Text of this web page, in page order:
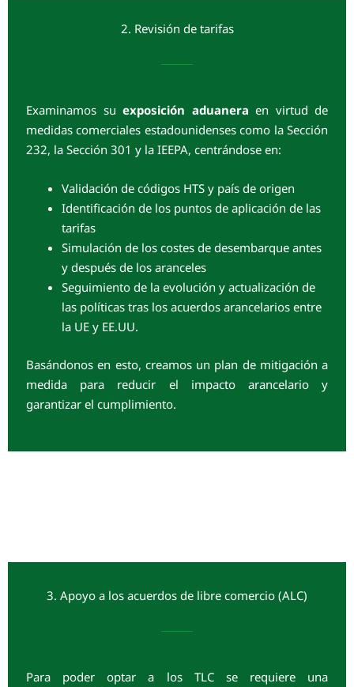
2. Revisión de tarifas
Examinamos su exposición aduanera en virtud de
medidas comerciales estadounidenses como la Sección
232, la Sección 301 y la IEEPA, centrándose en:
Validación de códigos HTS y país de origen
Identificación de los puntos de aplicación de las
tarifas
Simulación de los costes de desembarque antes
y después de los aranceles
Seguimiento de la evolución y actualización de
las políticas tras los acuerdos arancelarios entre
la UE y EE.UU.
Basándonos en esto, creamos un plan de mitigación a
medida para reducir el impacto arancelario y
garantizar el cumplimiento.
3. Apoyo a los acuerdos de libre comercio (ALC)
Para poder optar a los TLC se requiere una